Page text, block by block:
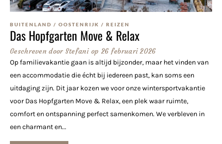
BUITENLAND / OOSTENRIJK / REIZEN
Das Hopfgarten Move & Relax
Geschreven doorStefani op 26 februari 2026
Op familievakantie gaan is altijd bijzonder, maar het vinden van
een accommodatie die écht bij iedereen past, kan soms een
uitdaging zijn. Dit jaar kozen we voor onze wintersportvakantie
voor Das Hopfgarten Move & Relax, een plek waar ruimte,
comfort en ontspanning perfect samenkomen. We verbleven in
een charmant en...